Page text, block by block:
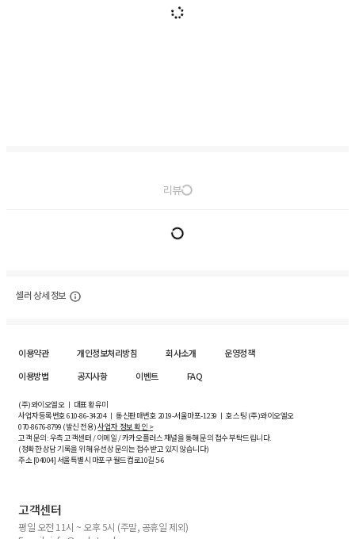
리뷰
셀러 상세 정보
이용약관 개인정보처리방침 회사소개
운영정책
이용방법
공지사항 이벤트 FAQ
(주)와이오엘오 ㅣ 대표 황유미
사업자등록번호610-86-34204ㅣ 통신판매번호 2019-서울마포-1239 ㅣ 호스팅 (주)와이오엘오
070-8676-8799 (발신 전용)사업자 정보 확인 >
고객 문의: 우측 고객센터 / 이메일 / 카카오플러스 채널을 통해 문의 접수 부탁드립니다.
(정확한 상담 기록을 위해 유선상 문의는 접수받고 있지 않습니다)
주소 [04004] 서울특별시 마포구 월드컵로10길5-6
고객센터
평일 오전 11시 ~ 오후 5시 (주말, 공휴일 제외)